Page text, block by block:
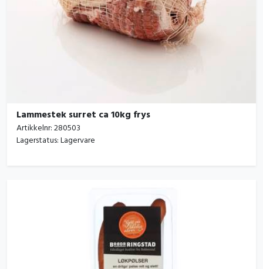
Lammestek surret ca 10kg frys
Artikkelnr:280503
Lagerstatus:Lagervare